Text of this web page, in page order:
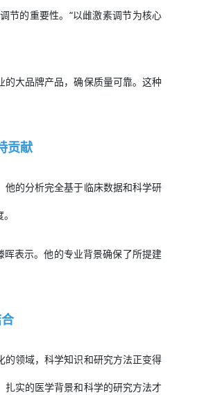
节的重要性。“以雌激素调节为核心
大品牌产品，确保质量可靠。这种
贡献
的分析完全基于临床数据和科学研
晖表示。他的专业背景确保了所提建
领域，科学知识和研究方法正变得
实的医学背景和科学的研究方法才